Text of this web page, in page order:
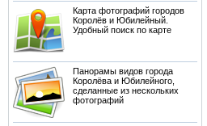
Карта фотографий городов
Королёв и Юбилейный.
Удобный поиск по карте
Панорамы видов города
Королёва и Юбилейного,
сделанные из нескольких
фотографий